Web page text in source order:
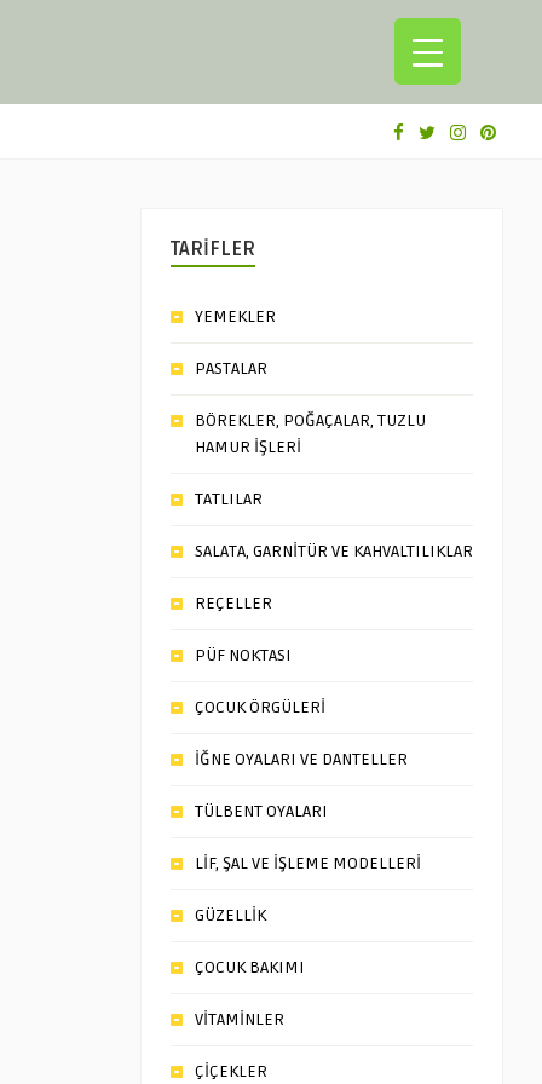
TARİFLER
YEMEKLER
PASTALAR
BÖREKLER, POĞAÇALAR, TUZLU
HAMUR İŞLERİ
TATLILAR
SALATA, GARNİTÜR VE KAHVALTILIKLAR
REÇELLER
PÜF NOKTASI
ÇOCUK ÖRGÜLERİ
İĞNE OYALARI VE DANTELLER
TÜLBENT OYALARI
LİF, ŞAL VE İŞLEME MODELLERİ
GÜZELLİK
ÇOCUK BAKIMI
VİTAMİNLER
ÇİÇEKLER